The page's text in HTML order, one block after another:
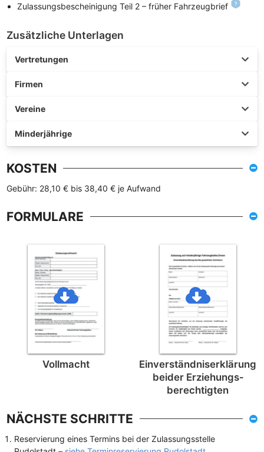
Zulassungsbescheinigung Teil 2 – früher Fahrzeugbrief
Zusätzliche Unterlagen
Vertretungen
Firmen
Vereine
Minderjährige
KOSTEN
Gebühr: 28,10 € bis 38,40 € je Aufwand
FORMULARE
Vollmacht
Einverständnis­erklärung
beider Erziehungs­
berechtigten
NÄCHSTE SCHRITTE
Reservierung eines Termins bei der Zulassungsstelle